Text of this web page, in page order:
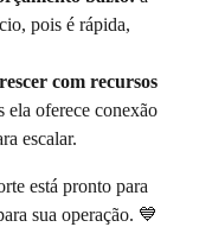
pois é rápida,
com recursos
ela oferece conexão
escalar.
está pronto para
sua operação. 💙